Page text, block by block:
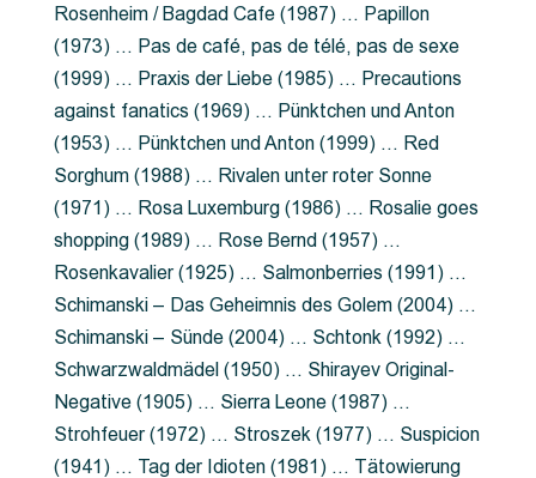
Rosenheim / Bagdad Cafe (1987) … Papillon
(1973) … Pas de café, pas de télé, pas de sexe
(1999) … Praxis der Liebe (1985) … Precautions
against fanatics (1969) … Pünktchen und Anton
(1953) … Pünktchen und Anton (1999) … Red
Sorghum (1988) … Rivalen unter roter Sonne
(1971) … Rosa Luxemburg (1986) … Rosalie goes
shopping (1989) … Rose Bernd (1957) …
Rosenkavalier (1925) … Salmonberries (1991) …
Schimanski – Das Geheimnis des Golem (2004) …
Schimanski – Sünde (2004) … Schtonk (1992) …
Schwarzwaldmädel (1950) … Shirayev Original-
Negative (1905) … Sierra Leone (1987) …
Strohfeuer (1972) … Stroszek (1977) … Suspicion
(1941) … Tag der Idioten (1981) … Tätowierung